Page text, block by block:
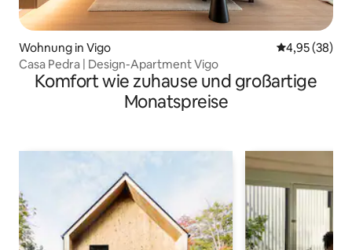
Wohnung in Vigo
4,95 (38)
Casa Pedra | Design-Apartment Vigo
Komfort wie zuhause und großartige
Monatspreise